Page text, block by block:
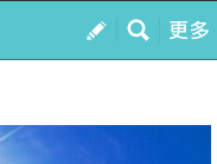
我的